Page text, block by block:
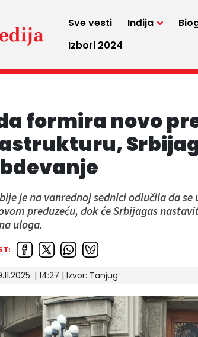
Sve vesti Inđija
Izbori 2024
formira novo
je na vanrednoj sednici odlučila da
preduzeću, dok će Srbijagas
uloga.
| 14:27 | Izvor: Tanjug